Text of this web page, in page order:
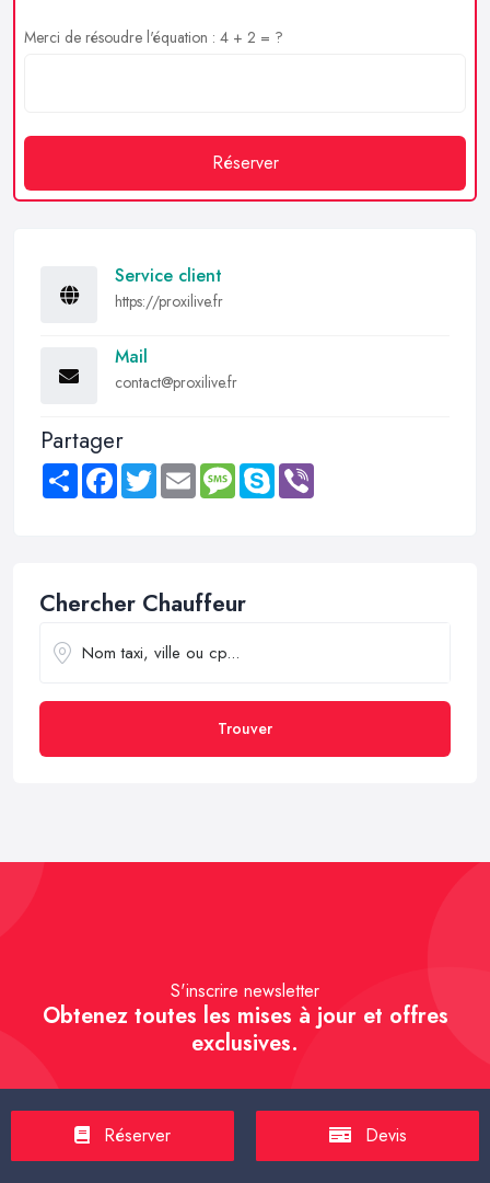
Merci de résoudre l'équation : 4 + 2 = ?
Réserver
Service client
https://proxilive.fr
Mail
contact@proxilive.fr
Partager
Share FacebookTwitter Email MessageSkype
Chercher Chauffeur
Trouver
S'inscrire newsletter
Obtenez toutes les mises à jour et offres
exclusives.
S'inscrire
Réserver Devis